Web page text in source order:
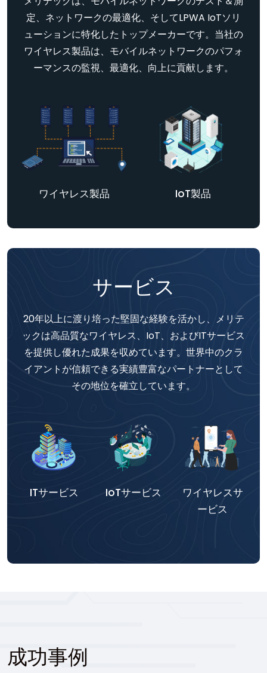
定、ネットワークの最適化、そしてLPWA IoTソリ
ューションに特化したトップメーカーです。当社の
ワイヤレス製品は、モバイルネットワークのパフォ
ーマンスの監視、最適化、向上に貢献します。
ワイヤレス製品 IoT製品
サービス
20年以上に渡り培った堅固な経験を活かし、メリテ
ックは高品質なワイヤレス、IoT、およびITサービス
を提供し優れた成果を収めています。世界中のクラ
イアントが信頼できる実績豊富なパートナーとして
その地位を確立しています。
ITサービス IoTサービス
ワイヤレスサ
ービス
成功事例